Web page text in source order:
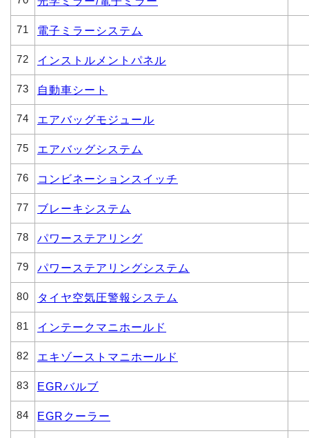
71 電子ミラーシステム
72 インストルメントパネル
73 自動車シート
74 エアバッグモジュール
75 エアバッグシステム
76 コンビネーションスイッチ
77 ブレーキシステム
78 パワーステアリング
79 パワーステアリングシステム
80 タイヤ空気圧警報システム
81 インテークマニホールド
82 エキゾーストマニホールド
83 EGRバルブ
84 EGRクーラー